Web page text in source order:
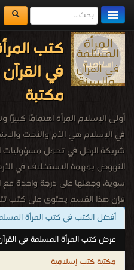
مكتبة الكتب
المكتبات
يُقرأ حالياً
اضف كتاب
كتب
في
مكتبة
أولى الإسلام المرأة اهتمامًا كبيرًا
في الإسلام هي الأم والأخت
شريكة الرجل في تحمل مسؤوليات
النهوض بمهمة الاستخلاف في
سوية، وجعلها على درجة واحدة مع
فإن هذا القسم يحتوي على كتب
الإسلامي، مما يؤكد رسالتها في
كتب حمل المرأة المسلمة في
.
أفضل الكتب في كتب المرأة
عرض كتب المرأة المسلمة في
مكتبة كتب إسلامية